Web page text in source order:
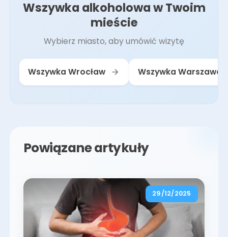
Wszywka alkoholowa w Twoim
mieście
Wybierz miasto, aby umówić wizytę
Wszywka Wrocław Wszywka Warszawa
Powiązane artykuły
29/12/2025